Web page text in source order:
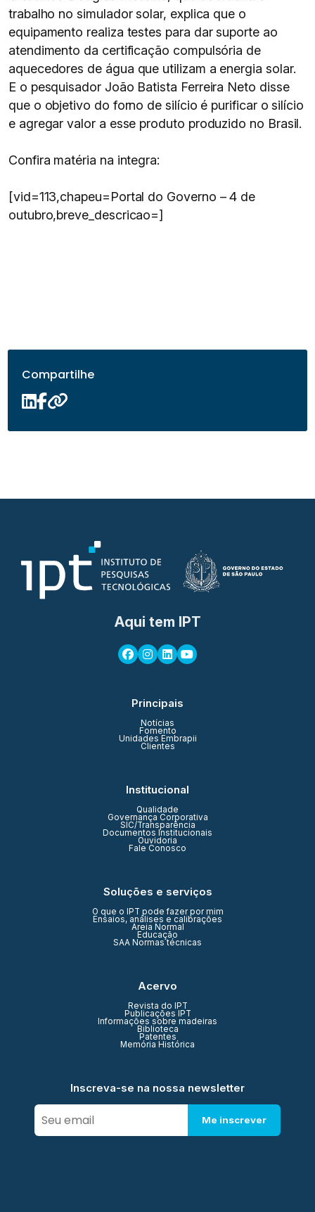
trabalho no simulador solar, explica que o
equipamento realiza testes para dar suporte ao
atendimento da certificação compulsória de
aquecedores de água que utilizam a energia solar.
E o pesquisador João Batista Ferreira Neto disse
que o objetivo do forno de silício é purificar o silício
e agregar valor a esse produto produzido no Brasil.
Confira matéria na integra:
[vid=113,chapeu=Portal do Governo – 4 de
outubro,breve_descricao=]
Compartilhe
Aqui tem IPT
Principais
Notícias
Fomento
Unidades Embrapii
Clientes
Institucional
Qualidade
Governança Corporativa
SIC/Transparência
Documentos Institucionais
Ouvidoria
Fale Conosco
Soluções e serviços
O que o IPT pode fazer por mim
Ensaios, análises e calibrações
Areia Normal
Educação
SAA Normas técnicas
Acervo
Revista do IPT
Publicações IPT
Informações sobre madeiras
Biblioteca
Patentes
Memória Histórica
Inscreva-se na nossa newsletter
Me inscrever